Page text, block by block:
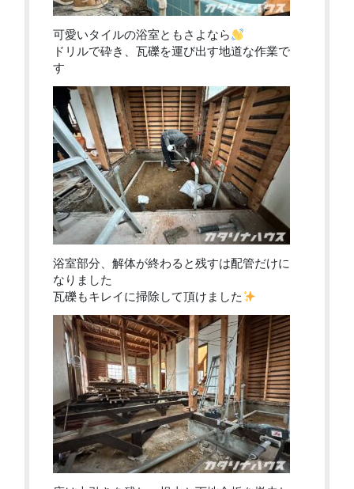
可愛いタイルの浴室ともさよなら
ドリルで砕き、瓦礫を運び出す地道な作業で
す
浴室部分、解体が終わると残すは配管だけに
なりました
瓦礫もキレイに掃除して頂けました